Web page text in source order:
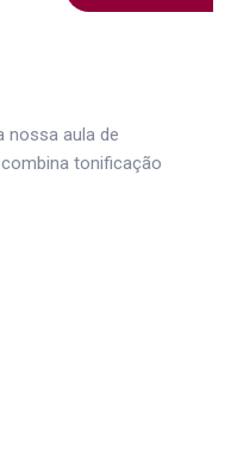
nossa aula de
tonificação